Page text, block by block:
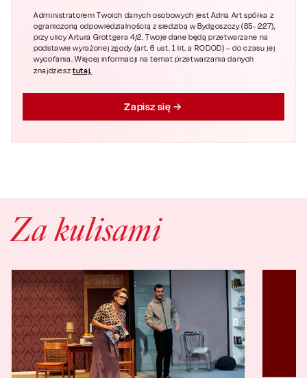
Administratorem Twoich danych osobowych jest Adria Art spółka z
ograniczoną odpowiedzialnością z siedzibą w Bydgoszczy (85- 227),
przy ulicy Artura Grottgera 4/2. Twoje dane będą przetwarzane na
podstawie wyrażonej zgody (art. 6 ust. 1 lit. a RODOD) – do czasu jej
wycofania. Więcej informacji na temat przetwarzania danych
znajdziesztutaj.
Zapisz się
Za kulisami